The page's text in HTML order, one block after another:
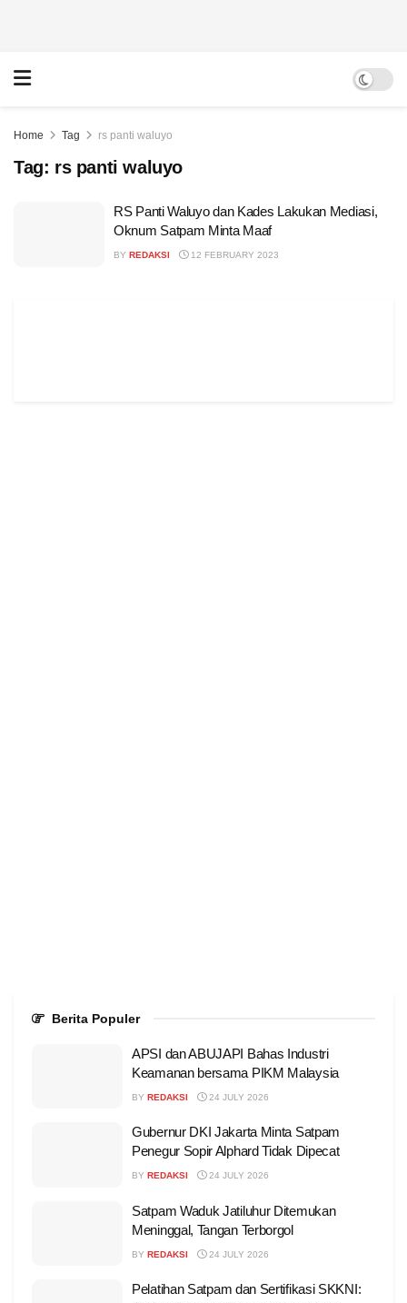
Home Tag rs panti waluyo
Tag: rs panti waluyo
RS Panti Waluyo dan Kades Lakukan Mediasi,
Oknum Satpam Minta Maaf
BY REDAKSI 12 FEBRUARY 2023
Berita Populer
APSI dan ABUJAPI Bahas Industri
Keamanan bersama PIKM Malaysia
BY REDAKSI 24 JULY 2026
Gubernur DKI Jakarta Minta Satpam
Penegur Sopir Alphard Tidak Dipecat
BY REDAKSI 24 JULY 2026
Satpam Waduk Jatiluhur Ditemukan
Meninggal, Tangan Terborgol
BY REDAKSI 24 JULY 2026
Pelatihan Satpam dan Sertifikasi SKKNI: